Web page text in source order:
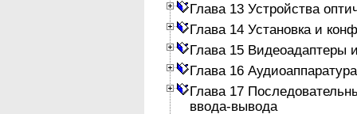
Глава 13 Устройства
Глава 14 Установка и
Глава 15 Видеоадаптеры
Глава 16 Аудиоаппаратура
Глава 17
ввода-вывода